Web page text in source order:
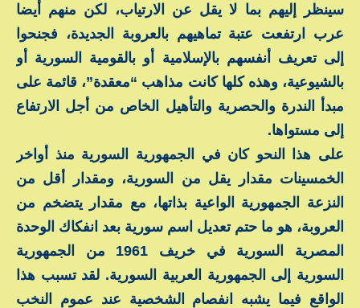
سينظر إليهم بما لا يقل عن الارتياب، لكن منهم أيضا
عرب ارتفعت عتبة تماهيهم بالعروبة الجديدة، فجنحوا
إلى تعريف أنفسهم بالإسلامية أو بالقومية السورية أو
بالشيوعية، وهذه كلها كانت مذاهب “معقدة”، قائمة على
مبدأ الندرة والحصرية والتأهيل الخاص من أجل الارتفاع
إلى مستواها.
على هذا النحو كان في الجمهورية السورية منذ أواخر
الخمسينات مقدار يقل من السورية، ومقدار أقل من
النزعة الجمهورية الواعية بذاتها، مع مقدار يتضخم من
العروبة، هو ما حتم تعديل اسم سورية بعد انفكاك الوحدة
المصرية السورية في خريف 1961 من الجمهورية
السورية إلى الجمهورية العربية السورية. لقد تسبب هذا
الواقع فيما يشبه انفصام الشخصية عند عموم النخب